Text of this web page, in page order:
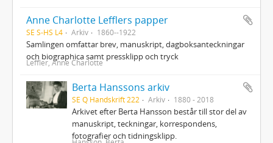
Anne Charlotte Lefflers papper
SE S-HS L4 Arkiv 1860--1922
Samlingen omfattar brev, manuskript, dagboksanteckningar
och biographica samt pressklipp och tryck
Leffler, Anne Charlotte
Berta Hanssons arkiv
SE Q Handskrift 222 Arkiv 1880 - 2018
Arkivet efter Berta Hansson består till stor del av
manuskript, teckningar, korrespondens,
fotografier och tidningsklipp.